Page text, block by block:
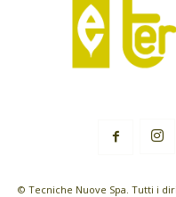
© Tecniche Nuove Spa. Tutti i